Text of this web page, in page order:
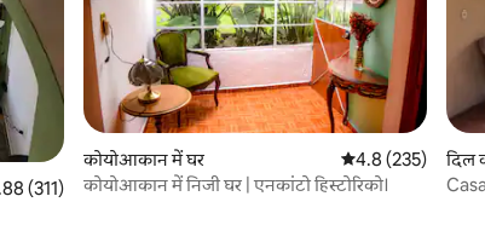
रेटिंग 5 में से 4.88, 311 समीक्षाएँ
(311)
कोयोआकान में घर औसत रेटिंग 5 में से
4.8 (235)
कोयोआकान में निजी घर | एनकांटो हिस्टोरिको।
दिल